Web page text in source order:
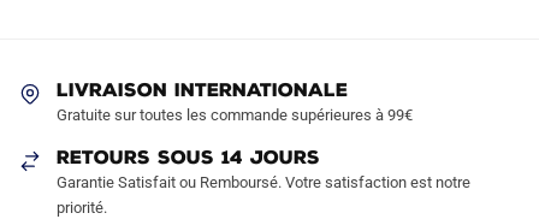
choisies
la
page
page
LIVRAISON INTERNATIONALE
Gratuite sur toutes les commande supérieures à 99€
RETOURS SOUS 14 JOURS
Garantie Satisfait ou Remboursé. Votre satisfaction est notre
priorité.